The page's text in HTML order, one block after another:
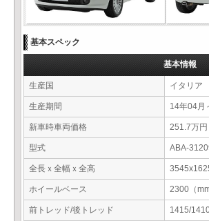
基本スペック
基本情報
生産国 イタリア
生産期間 14年04月
新車時車両価格 251.7万円
型式 ABA-
全長ｘ全幅ｘ全高
ホイールベース 2300（mm
前トレッド/後トレッド 1415/